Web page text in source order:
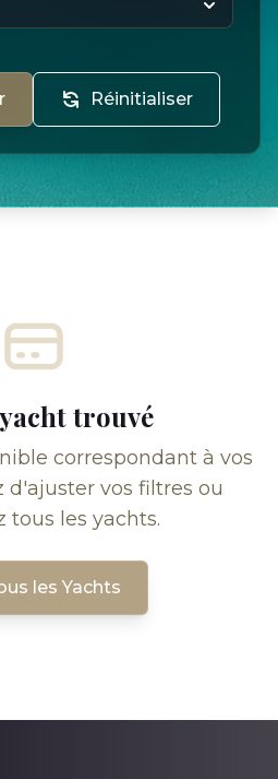
Réinitialiser
trouvé
correspondant à vos
d'ajuster vos filtres ou
tous les yachts.
les Yachts